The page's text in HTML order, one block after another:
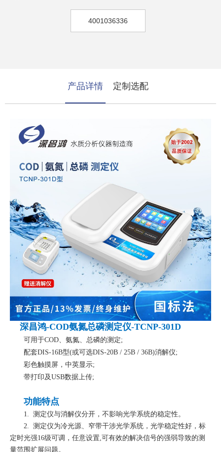
4001036336
产品详情 定制选配
深昌鸿-COD氨氮总磷测定仪-TCNP-301D
可用于COD、氨氮、总磷的测定;
配套DIS-16B型(或可选DIS-20B / 25B / 36B)消解仪;
彩色触摸屏，中英显示;
带打印及USB数据上传;
功能特点
1. 测定仪与消解仪分开，不影响光学系统的稳定性。
2. 测定仪为冷光源、窄带干涉光学系统，光学稳定性好，标
定时光强16级可调，任意设置,可有效的解决信号的强弱导致的测
量范围扩展问题。